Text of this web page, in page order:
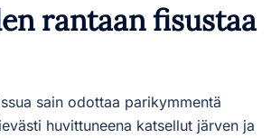
rantaan fisustaa
sain odottaa parikymmentä
huvittuneena katsellut järven ja